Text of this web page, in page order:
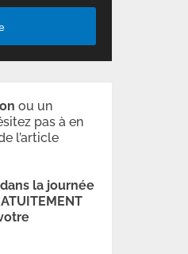
ou un
pas à en
l’article
la journée